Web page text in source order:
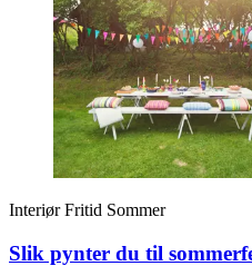
Merker
Inspirasjon
Søk
Åpningstider
Interiør Fritid Sommer
Slik pynter du til